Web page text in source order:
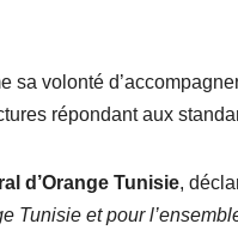
sa volonté
répondant aux
d’Orange Tunisie,
Tunisie et pour